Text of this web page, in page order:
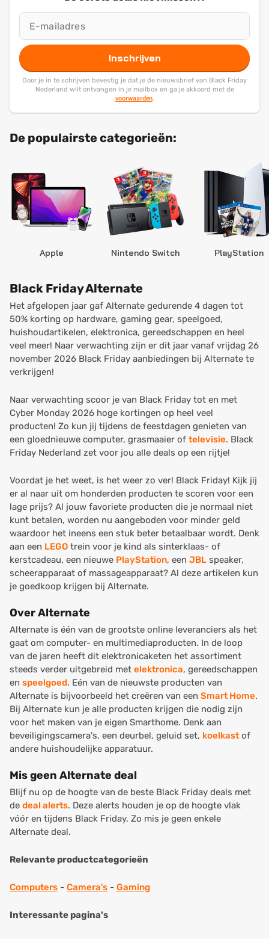
Inschrijven
Door je in te schrijven bevestig je dat je de nieuwsbrief van Black Friday
Nederland wilt ontvangen in je mailbox en ga je akkoord met de
voorwaarden.
De populairste categorieën:
Apple Nintendo Switch PlayStation
Black Friday Alternate
Het afgelopen jaar gaf Alternate gedurende 4 dagen tot
50% korting op hardware, gaming gear, speelgoed,
huishoudartikelen, elektronica, gereedschappen en heel
veel meer! Naar verwachting zijn er dit jaar vanaf vrijdag 26
november 2026 Black Friday aanbiedingen bij Alternate te
verkrijgen!
Naar verwachting scoor je van Black Friday tot en met
Cyber Monday 2026 hoge kortingen op heel veel
producten! Zo kun jij tijdens de feestdagen genieten van
een gloednieuwe computer, grasmaaier of televisie. Black
Friday Nederland zet voor jou alle deals op een rijtje!
Voordat je het weet, is het weer zo ver! Black Friday! Kijk jij
er al naar uit om honderden producten te scoren voor een
lage prijs? Al jouw favoriete producten die je normaal niet
kunt betalen, worden nu aangeboden voor minder geld
waardoor het ineens een stuk beter betaalbaar wordt. Denk
aan een LEGO trein voor je kind als sinterklaas- of
kerstcadeau, een nieuwe PlayStation, een JBL speaker,
scheerapparaat of massageapparaat? Al deze artikelen kun
je goedkoop krijgen bij Alternate.
Over Alternate
Alternate is één van de grootste online leveranciers als het
gaat om computer- en multimediaproducten. In de loop
van de jaren heeft dit elektronicaketen het assortiment
steeds verder uitgebreid met elektronica, gereedschappen
en speelgoed. Eén van de nieuwste producten van
Alternate is bijvoorbeeld het creëren van een Smart Home.
Bij Alternate kun je alle producten krijgen die nodig zijn
voor het maken van je eigen Smarthome. Denk aan
beveiligingscamera's, een deurbel, geluid set, koelkast of
andere huishoudelijke apparatuur.
Mis geen Alternate deal
Blijf nu op de hoogte van de beste Black Friday deals met
de deal alerts. Deze alerts houden je op de hoogte vlak
vóór en tijdens Black Friday. Zo mis je geen enkele
Alternate deal.
Relevante productcategorieën
Computers - Camera's - Gaming
Interessante pagina's